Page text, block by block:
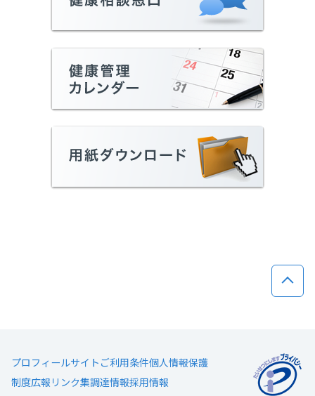
ページ
プロフィールサイトご利用条件個人情報保護
制度広報 リンク集調達情報採用情報